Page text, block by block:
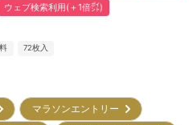
ウェブ検索利用(＋1倍㌽)
72枚入
マラソンエントリー